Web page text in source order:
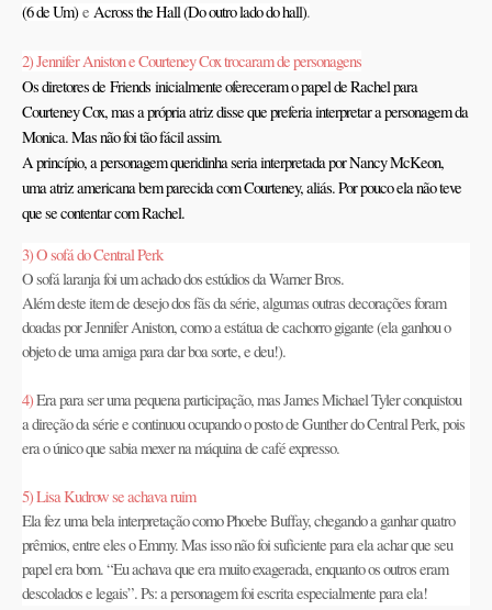
(6 de Um)e Across the Hall (Do outro lado do hall).
2) Jennifer Aniston e Courteney Cox trocaram de personagens
Os diretores de Friends inicialmente ofereceram o papel de Rachel para
Courteney Cox, mas a própria atriz disse que preferia interpretar a personagem da
Monica. Mas não foi tão fácil assim.
A princípio, a personagem queridinha seria interpretada por Nancy McKeon,
uma atriz americana bem parecida com Courteney, aliás. Por pouco ela não teve
que se contentar com Rachel.
3) O sofá do Central Perk
O sofá laranja foi um achado dos estúdios da Warner Bros.
Além deste item de desejo dos fãs da série, algumas outras decorações foram
doadas por Jennifer Aniston, como a estátua de cachorro gigante (ela ganhou o
objeto de uma amiga para dar boa sorte, e deu!).
4)Era para ser uma pequena participação, mas James Michael Tyler conquistou
a direção da série e continuou ocupando o posto de Gunther do Central Perk, pois
era o único que sabia mexer na máquina de café expresso.
5) Lisa Kudrow se achava ruim
Ela fez uma bela interpretação como Phoebe Buffay, chegando a ganhar quatro
prêmios, entre eles o Emmy. Mas isso não foi suficiente para ela achar que seu
papel era bom. “Eu achava que era muito exagerada, enquanto os outros eram
descolados e legais”. Ps: a personagem foi escrita especialmente para ela!